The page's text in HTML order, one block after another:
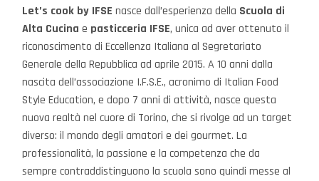
Let’s cook by IFSE nasce dall’esperienza della Scuola di
Alta Cucina e pasticceria IFSE, unica ad aver ottenuto il
riconoscimento di Eccellenza Italiana al Segretariato
Generale della Repubblica ad aprile 2015. A 10 anni dalla
nascita dell’associazione I.F.S.E., acronimo di Italian Food
Style Education, e dopo 7 anni di attività, nasce questa
nuova realtà nel cuore di Torino, che si rivolge ad un target
diverso: il mondo degli amatori e dei gourmet. La
professionalità, la passione e la competenza che da
sempre contraddistinguono la scuola sono quindi messe al